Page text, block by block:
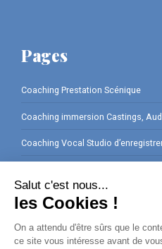
Pages
Coaching Prestation Scénique
Coaching immersion Castings,
Coaching Vocal Studio
Ateliers Cours de chant en
Cours de chant Privé pour vos